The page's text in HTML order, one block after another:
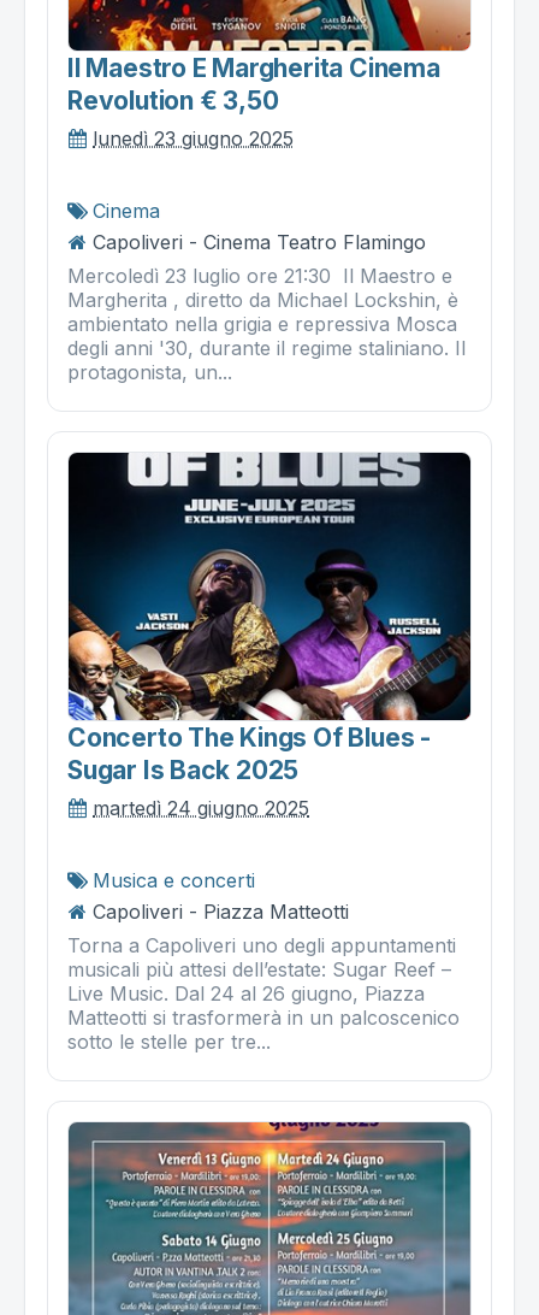
Il Maestro E Margherita Cinema
Revolution € 3,50
lunedì 23 giugno 2025
Cinema
Capoliveri - Cinema Teatro Flamingo
Mercoledì 23 luglio ore 21:30 Il Maestro e
Margherita , diretto da Michael Lockshin, è
ambientato nella grigia e repressiva Mosca
degli anni '30, durante il regime staliniano. Il
protagonista, un...
Concerto The Kings Of Blues -
Sugar Is Back 2025
martedì 24 giugno 2025
Musica e concerti
Capoliveri - Piazza Matteotti
Torna a Capoliveri uno degli appuntamenti
musicali più attesi dell’estate: Sugar Reef –
Live Music. Dal 24 al 26 giugno, Piazza
Matteotti si trasformerà in un palcoscenico
sotto le stelle per tre...